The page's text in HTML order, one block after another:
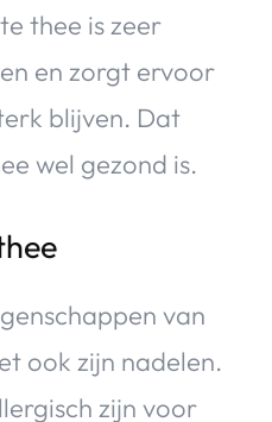
thee is zeer
en zorgt ervoor
blijven. Dat
wel gezond is.
van
ook zijn nadelen.
zijn voor